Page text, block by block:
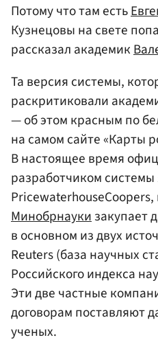
Потому что там есть
Кузнецовы на свете
рассказал академик
Та версия системы,
раскритиковали
— об этом красным по
на самом сайте «Карты
В настоящее время
разработчиком
Минобрнаукизакупает
в основном из двух
Reuters (база научных
Российского индекса
Эти две частные
договорам поставляют
ученых.